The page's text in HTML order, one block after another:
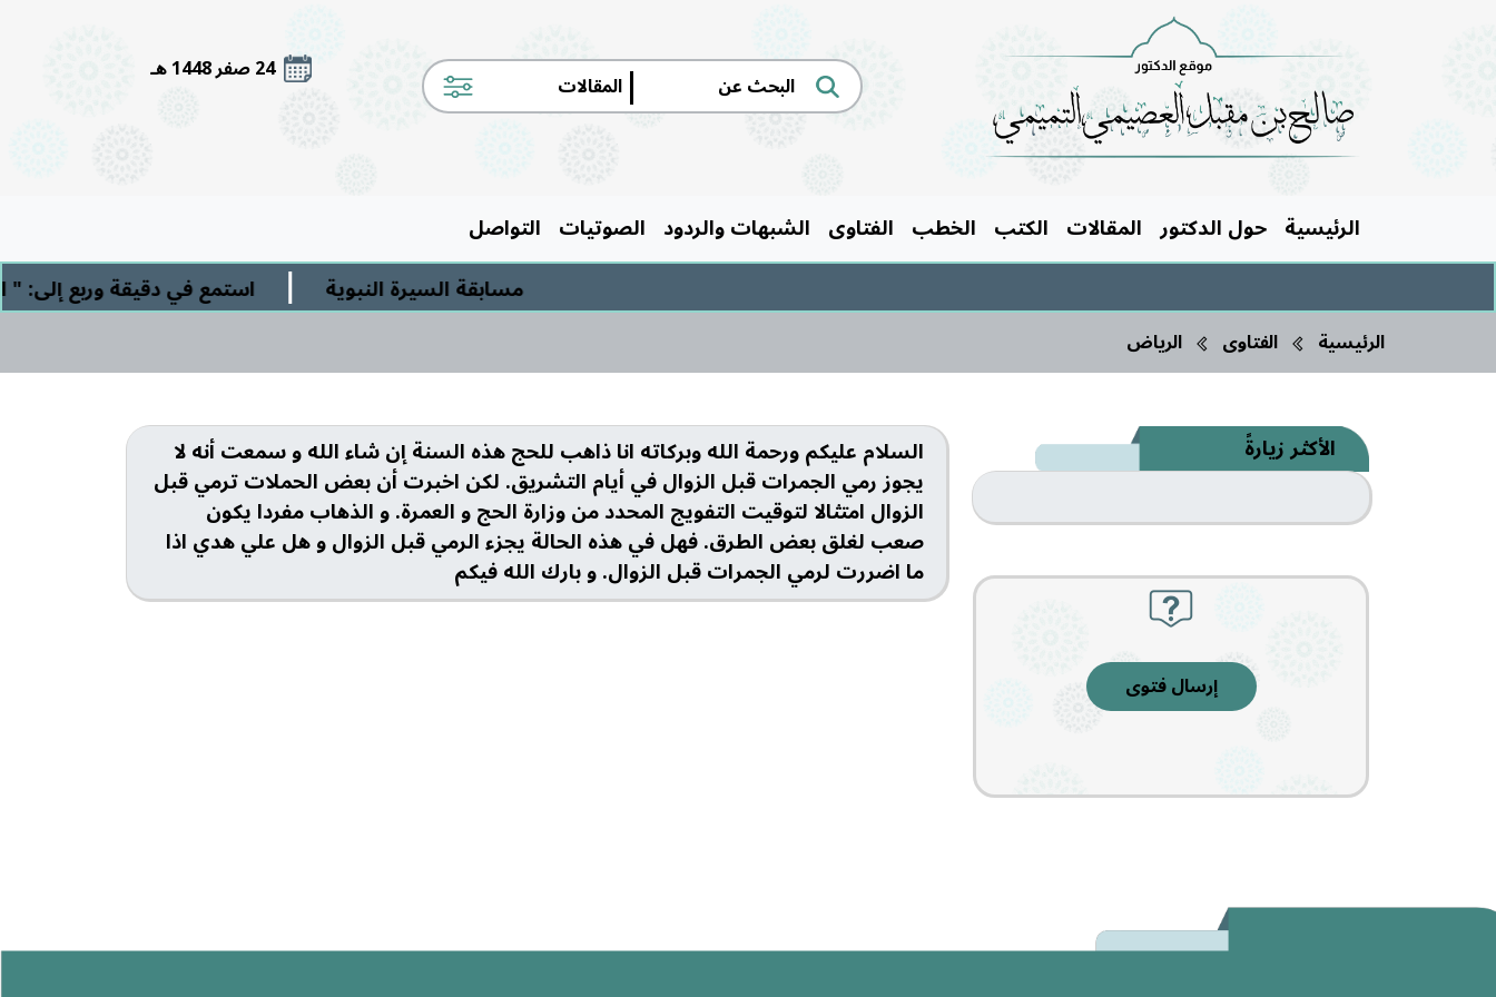
| 24 صفر 1448 هـ
الرئيسية حول الدكتور المقالات الكتب الخطب الفتاوى الشبهات والردود الصوتيات التواصل
مسابقة السيرة النبوية
| استمع في دقيقة وربع إلى: "
الرئيسية الفتاوى الرياض
الأكثر زيارةً
إرسال فتوى
السلام عليكم ورحمة الله وبركاته انا ذاهب للحج هذه السنة إن شاء الله و سمعت أنه لا
يجوز رمي الجمرات قبل الزوال في أيام التشريق. لكن اخبرت أن بعض الحملات ترمي قبل
الزوال امتثالا لتوقيت التفويج المحدد من وزارة الحج و العمرة. و الذهاب مفردا يكون
صعب لغلق بعض الطرق. فهل في هذه الحالة يجزء الرمي قبل الزوال و هل علي هدي اذا
ما اضررت لرمي الجمرات قبل الزوال. و بارك الله فيكم